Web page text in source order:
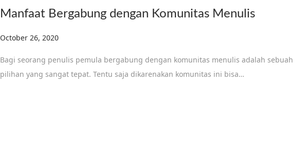
Manfaat Bergabung dengan Komunitas Menulis
Posted on
October 26, 2020
Bagi seorang penulis pemula bergabung dengan komunitas menulis adalah sebuah
pilihan yang sangat tepat. Tentu saja dikarenakan komunitas ini bisa…